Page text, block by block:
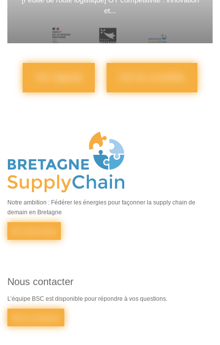
et...
Notre ambition : Fédérer les énergies pour façonner la supply chain de
demain en Bretagne
Nous contacter
L’équipe BSC est disponible pour répondre à vos questions.